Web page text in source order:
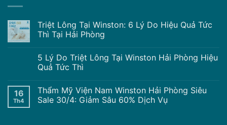
Triệt Lông Tại Winston: 6 Lý Do Hiệu Quả Tức
Thì Tại Hải Phòng
5 Lý Do Triệt Lông Tại Winston Hải Phòng Hiệu
Quả Tức Thì
16
Th4
Thẩm Mỹ Viện Nam Winston Hải Phòng Siêu
Sale 30/4: Giảm Sâu 60% Dịch Vụ